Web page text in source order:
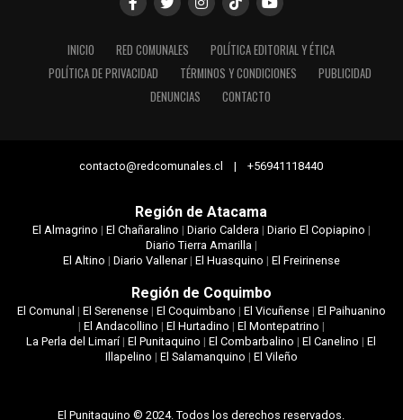
INICIO RED COMUNALES
POLÍTICA EDITORIAL Y ÉTICA
POLÍTICA DE PRIVACIDAD
TÉRMINOS Y CONDICIONES
PUBLICIDAD
DENUNCIAS
CONTACTO
contacto@redcomunales.cl | +56941118440
Región de Atacama
El Almagrino | El Chañaralino | Diario Caldera| Diario El Copiapino |
Diario Tierra Amarilla|
El Altino | Diario Vallenar| El Huasquino | El Freirinense
Región de Coquimbo
El Comunal | El Serenense| El Coquimbano | El Vicuñense| El Paihuanino
| El Andacollino | El Hurtadino | El Montepatrino |
La Perla del Limarí|El Punitaquino |El Combarbalino |El Canelino |El
Illapelino | El Salamanquino | El Vileño
El Punitaquino © 2024. Todos los derechos reservados.